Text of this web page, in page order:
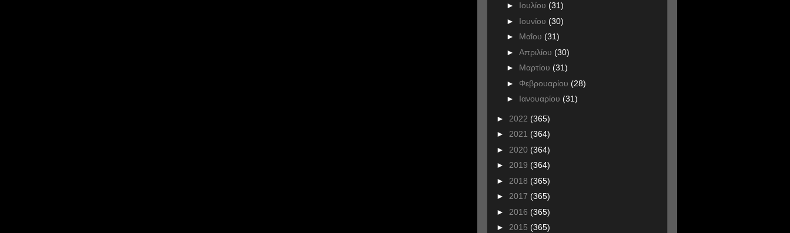
► Ιουλίου (31)
► Ιουνίου (30)
► Μαΐου (31)
► Απριλίου (30)
► Μαρτίου (31)
► Φεβρουαρίου (28)
► Ιανουαρίου (31)
► 2022 (365)
► 2021 (364)
► 2020 (364)
► 2019 (364)
► 2018 (365)
► 2017 (365)
► 2016 (365)
► 2015 (365)